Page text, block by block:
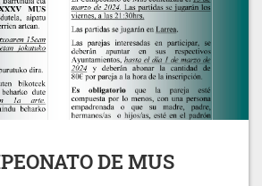
DE MUS